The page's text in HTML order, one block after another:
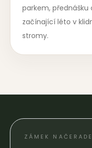
parkem,
začínající léto v
stromy.
ZÁMEK